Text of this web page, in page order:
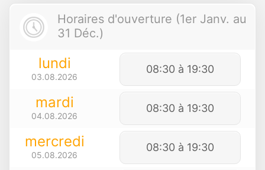
Horaires d'ouverture (1er Janv. au
31 Déc.)
lundi
03.08.2026
08:30 à 19:30
mardi
04.08.2026
08:30 à 19:30
mercredi
05.08.2026
08:30 à 19:30